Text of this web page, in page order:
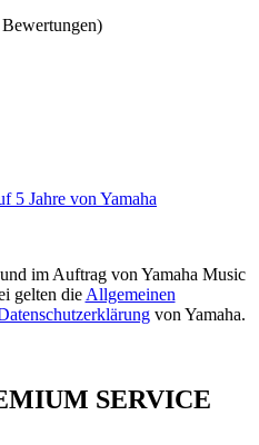
im Auftrag von Yamaha Music
gelten die Allgemeinen
von Yamaha.
SERVICE